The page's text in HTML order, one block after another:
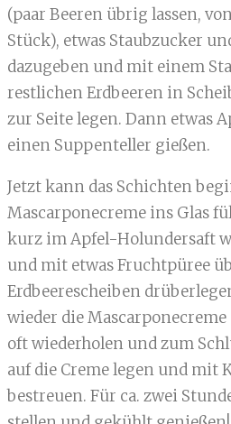
(paar Beeren übrig lassen,
Stück), etwas Staubzucker
dazugeben und mit einem
restlichen Erdbeeren in
zur Seite legen. Dann etwas
einen Suppenteller gießen.
Jetzt kann das Schichten
Mascarponecreme ins Glas
kurz im Apfel-Holundersaft
und mit etwas Fruchtpüree
Erdbeerescheiben
wieder die
oft wiederholen und zum
auf die Creme legen und mit
bestreuen. Für ca. zwei